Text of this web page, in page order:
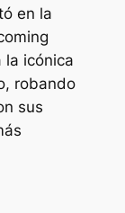
en la
la icónica
robando
sus